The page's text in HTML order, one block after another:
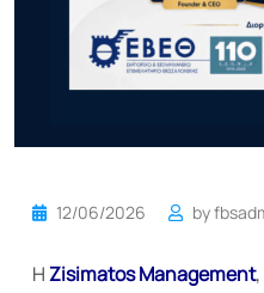
12/06/2026 by
ΗZisimatos Management